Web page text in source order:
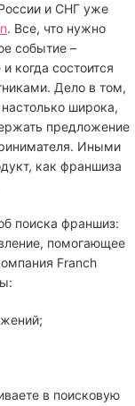
и СНГ уже
. Все, что нужно
событие –
когда состоится
Дело в том,
широка,
предложение
Иными
как франшиза
поиска франшиз:
помогающее
Franch
в поисковую